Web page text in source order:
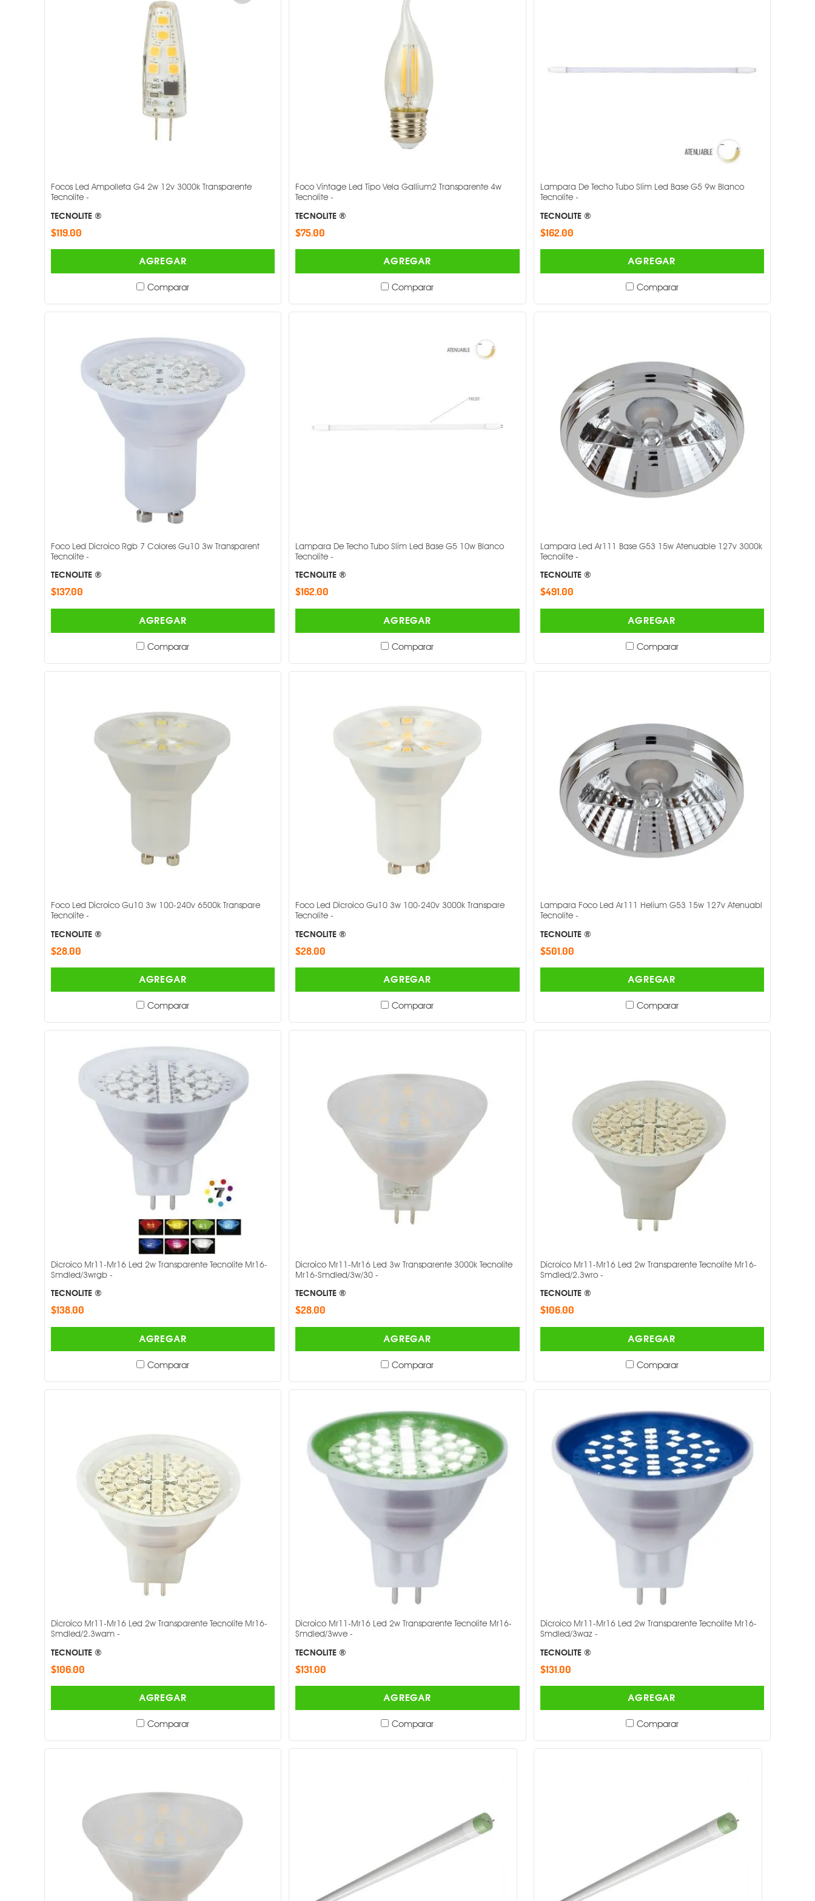
Focos Led Ampolleta G4 2w 12v 3000k Transparente
Tecnolite -
TECNOLITE ®
$119.00
AGREGAR
Comparar
Foco Vintage Led Tipo Vela Gallium2 Transparente 4w
Tecnolite -
TECNOLITE ®
$75.00
AGREGAR
Comparar
Lampara De Techo Tubo Slim Led Base G5 9w Blanco
Tecnolite -
TECNOLITE ®
$162.00
AGREGAR
Comparar
Foco Led Dicroico Rgb 7 Colores Gu10 3w Transparent
Tecnolite -
TECNOLITE ®
$137.00
AGREGAR
Comparar
Lampara De Techo Tubo Slim Led Base G5 10w Blanco
Tecnolite -
TECNOLITE ®
$162.00
AGREGAR
Comparar
Lampara Led Ar111 Base G53 15w Atenuable 127v 3000k
Tecnolite -
TECNOLITE ®
$491.00
AGREGAR
Comparar
Foco Led Dicroico Gu10 3w 100-240v 6500k Transpare
Tecnolite -
TECNOLITE ®
$28.00
AGREGAR
Comparar
Foco Led Dicroico Gu10 3w 100-240v 3000k Transpare
Tecnolite -
TECNOLITE ®
$28.00
AGREGAR
Comparar
Lampara Foco Led Ar111 Helium G53 15w 127v Atenuabl
Tecnolite -
TECNOLITE ®
$501.00
AGREGAR
Comparar
Dicroico Mr11-Mr16 Led 2w Transparente Tecnolite Mr16-
Smdled/3wrgb -
TECNOLITE ®
$138.00
AGREGAR
Comparar
Dicroico Mr11-Mr16 Led 3w Transparente 3000k Tecnolite
Mr16-Smdled/3w/30 -
TECNOLITE ®
$28.00
AGREGAR
Comparar
Dicroico Mr11-Mr16 Led 2w Transparente Tecnolite Mr16-
Smdled/2.3wro -
TECNOLITE ®
$106.00
AGREGAR
Comparar
Dicroico Mr11-Mr16 Led 2w Transparente Tecnolite Mr16-
Smdled/2.3wam -
TECNOLITE ®
$106.00
AGREGAR
Comparar
Dicroico Mr11-Mr16 Led 2w Transparente Tecnolite Mr16-
Smdled/3wve -
TECNOLITE ®
$131.00
AGREGAR
Comparar
Dicroico Mr11-Mr16 Led 2w Transparente Tecnolite Mr16-
Smdled/3waz -
TECNOLITE ®
$131.00
AGREGAR
Comparar